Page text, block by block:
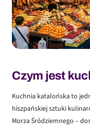
Czym jest
Kuchnia katalońska to
hiszpańskiej sztuki
Morza Śródziemnego –